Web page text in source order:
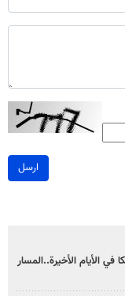
ارسل
الأيام الأخيرة..المسار